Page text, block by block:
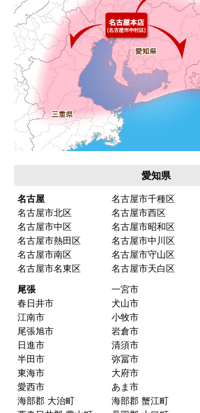
いる会社だなと思っていたので再
期待通りにきちんと対応してもら
【注文からどのくらいで届きまし
工事日を自分から発注の2週間先
遅れることもなく予定通りに工事
【その他感想・コメント】
保証書に添付する工事店の証明
次に何か交換タイミングが来たら
業者さんです。
ピングーヒサコさん
2025年10月30日 14:53
欲しい商品をスムーズに注文できまし
ショップからの連絡や対応は適切でし
予定の期日までに商品が届きましたか？
愛知県
名古屋 名古屋市千種区
名古屋市北区
名古屋市西区
名古屋市中区
名古屋市昭和区
名古屋市熱田区
名古屋市中川区
名古屋市南区
名古屋市守山区
名古屋市名東区
名古屋市天白区
尾張
一宮市
春日井市
犬山市
江南市
小牧市
尾張旭市
岩倉市
日進市
清須市
半田市
弥冨市
東海市
大府市
愛西市
あま市
海部郡 大治町
海部郡 蟹江町